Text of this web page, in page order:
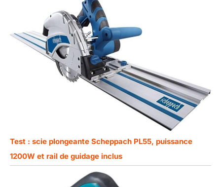
Test : scie plongeante Scheppach PL55, puissance
1200W et rail de guidage inclus